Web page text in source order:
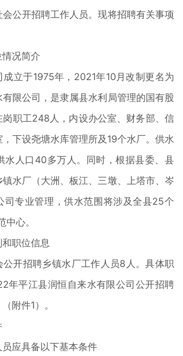
公开招聘工作人员。现将招聘有关事项
况简介
成立于1975年，2021年10月改制更名为
限公司，是隶属县水利局管理的国有股
岗职工248人，内设办公室、财务部、信
下设尧塘水库管理所及19个水厂。供水
水人口40多万人。同时，根据县委、县
水厂（大洲、板江、三墩、上塔市、岑
司专业管理，供水范围将涉及全县25个
中心。
职位信息
公开招聘乡镇水厂工作人员8人。具体职
年平江县润恒自来水有限公司公开招聘
附件1）。
员应具备以下基本条件